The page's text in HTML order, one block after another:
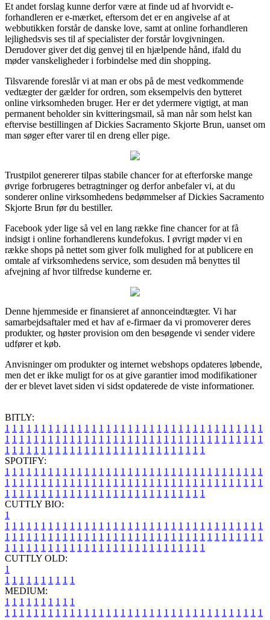
Et andet forslag kunne derfor være at finde ud af hvorvidt e-
forhandleren er e-mærket, eftersom det er en angivelse af at
webbutikken forstår de danske love, samt at online forhandleren
lejlighedsvis ses til af specialister der forstår lovgivningen.
Derudover giver det dig genvej til en hjælpende hånd, ifald du
møder vanskeligheder i forbindelse med din shopping.
Tilsvarende foreslår vi at man er obs på de mest vedkommende
vedtægter der gælder for ordren, som eksempelvis den bytteret
online virksomheden bruger. Her er det ydermere vigtigt, at man
permanent beholder sin kvitteringsmail, så man når som helst kan
eftervise bestillingen af Dickies Sacramento Skjorte Brun, uanset om
man søger efter varer til en dreng eller pige.
Trustpilot genererer tilpas stabile chancer for at efterforske mange
øvrige forbrugeres betragtninger og derfor anbefaler vi, at du
sonderer online virksomhedens bedømmelser af Dickies Sacramento
Skjorte Brun før du bestiller.
Facebook yder lige så vel en lang række fine chancer for at få
indsigt i online forhandlerens kundefokus. I øvrigt møder vi en
række shops på nettet som giver folk mulighed for at publicere en
omtale af virksomhedens service, som desuden må benyttes til
afvejning af hvor tilfredse kunderne er.
Denne hjemmeside er finansieret af annonceindtægter. Vi har
samarbejdsaftaler med et hav af e-firmaer da vi promoverer deres
produkter, og høster provision om den besøgende vi sender videre
udfører et køb.
Anvisninger om produkter og internet webshops opdateres løbende,
men det er ikke muligt for os at give garantier imod modifikationer
der er blevet lavet siden vi sidst opdaterede de viste informationer.
BITLY:
1 1 1 1 1 1 1 1 1 1 1 1 1 1 1 1 1 1 1 1 1 1 1 1 1 1 1 1 1 1 1 1 1 1 1 1
1 1 1 1 1 1 1 1 1 1 1 1 1 1 1 1 1 1 1 1 1 1 1 1 1 1 1 1 1 1 1 1 1 1 1 1
1 1 1 1 1 1 1 1 1 1 1 1 1 1 1 1 1 1 1 1 1 1 1 1 1 1 1 1
SPOTIFY:
1 1 1 1 1 1 1 1 1 1 1 1 1 1 1 1 1 1 1 1 1 1 1 1 1 1 1 1 1 1 1 1 1 1 1 1
1 1 1 1 1 1 1 1 1 1 1 1 1 1 1 1 1 1 1 1 1 1 1 1 1 1 1 1 1 1 1 1 1 1 1 1
1 1 1 1 1 1 1 1 1 1 1 1 1 1 1 1 1 1 1 1 1 1 1 1 1 1 1 1
CUTTLY BIO:
1
1 1 1 1 1 1 1 1 1 1 1 1 1 1 1 1 1 1 1 1 1 1 1 1 1 1 1 1 1 1 1 1 1 1 1 1
1 1 1 1 1 1 1 1 1 1 1 1 1 1 1 1 1 1 1 1 1 1 1 1 1 1 1 1 1 1 1 1 1 1 1 1
1 1 1 1 1 1 1 1 1 1 1 1 1 1 1 1 1 1 1 1 1 1 1 1 1 1 1 1
CUTTLY OLD:
1
1 1 1 1 1 1 1 1 1 1
MEDIUM:
1 1 1 1 1 1 1 1 1 1
1 1 1 1 1 1 1 1 1 1 1 1 1 1 1 1 1 1 1 1 1 1 1 1 1 1 1 1 1 1 1 1 1 1 1 1